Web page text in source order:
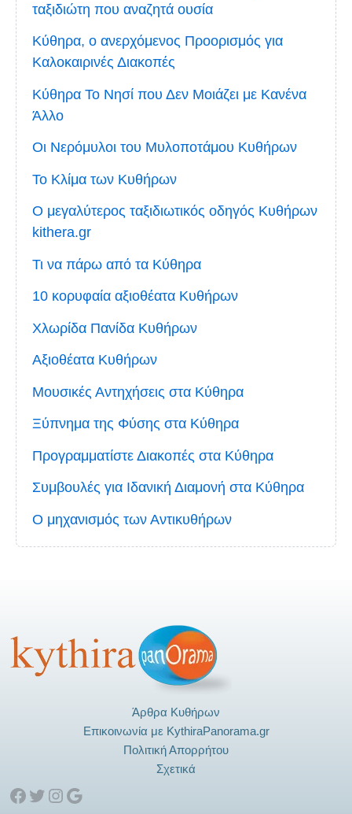
ταξιδιώτη που αναζητά ουσία
Κύθηρα, ο ανερχόμενος Προορισμός για
Καλοκαιρινές Διακοπές
Κύθηρα Το Νησί που Δεν Μοιάζει με Κανένα
Άλλο
Οι Νερόμυλοι του Μυλοποτάμου Κυθήρων
Το Κλίμα των Κυθήρων
Ο μεγαλύτερος ταξιδιωτικός οδηγός Κυθήρων
kithera.gr
Τι να πάρω από τα Κύθηρα
10 κορυφαία αξιοθέατα Κυθήρων
Χλωρίδα Πανίδα Κυθήρων
Αξιοθέατα Κυθήρων
Μουσικές Αντηχήσεις στα Κύθηρα
Ξύπνημα της Φύσης στα Κύθηρα
Προγραμματίστε Διακοπές στα Κύθηρα
Συμβουλές για Ιδανική Διαμονή στα Κύθηρα
Ο μηχανισμός των Αντικυθήρων
Άρθρα Κυθήρων
Επικοινωνία με KythiraPanorama.gr
Πολιτική Απορρήτου
Σχετικά
Facebook
Twitter
Instagram
Google